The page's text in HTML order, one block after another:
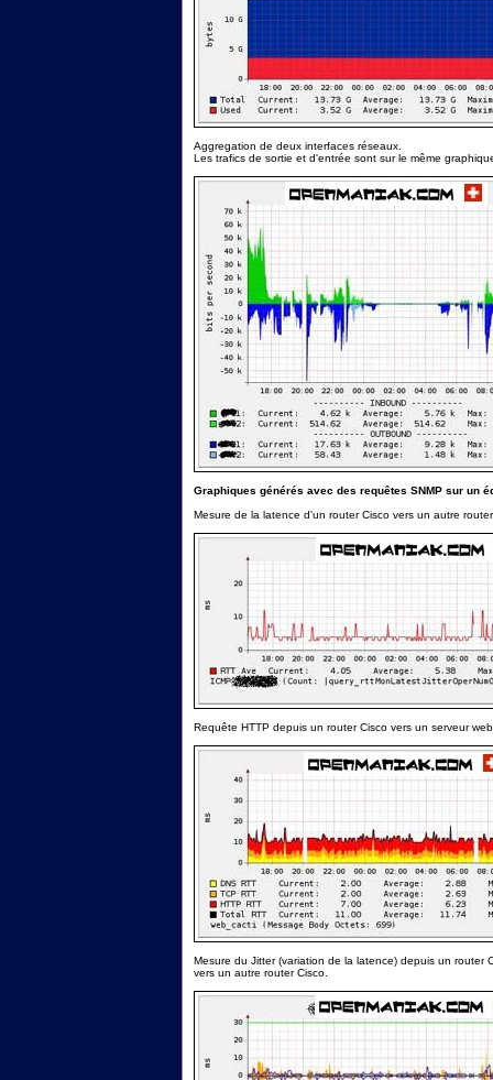
Aggregation de deux interfaces réseaux.
Les trafics de sortie et d'entrée sont sur le même
Graphiques générés avec des requêtes SNMP sur un
Mesure de la latence d'un router Cisco vers un autre
Requête HTTP depuis un router Cisco vers un serveur
Mesure du Jitter (variation de la latence) depuis un router
vers un autre router Cisco.